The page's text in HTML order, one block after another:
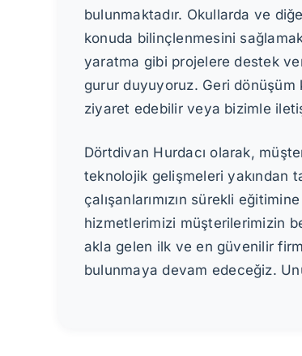
bulunmaktadır. Okullarda ve
konuda bilinçlenmesini
yaratma gibi projelere destek
gurur duyuyoruz. Geri dönüşüm
ziyaret edebilir veya bizimle
Dörtdivan Hurdacı olarak,
teknolojik gelişmeleri yakından
çalışanlarımızın sürekli
hizmetlerimizi müşterilerimizin
akla gelen ilk ve en güvenilir
bulunmaya devam edeceğiz.